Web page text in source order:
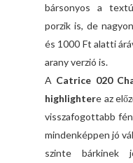
bársonyos a
porzik is, de
és 1000 Ft alatti
arany verzió is.
A Catrice 020
highlightere az
visszafogottabb
mindenképpen jó
szinte bárkinek